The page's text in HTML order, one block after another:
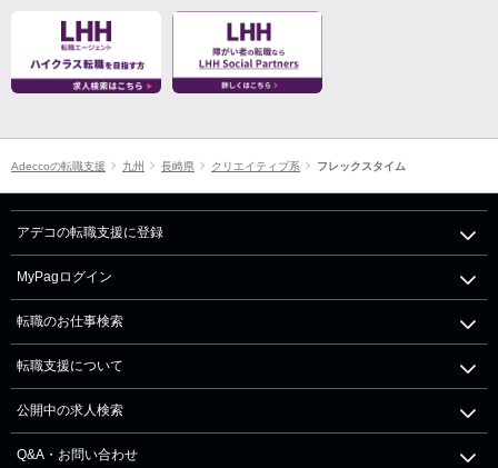
Adeccoの転職支援 九州 長崎県 クリエイティブ系 フレックスタイム
アデコの転職支援に登録
MyPagログイン
転職のお仕事検索
転職支援について
公開中の求人検索
Q&A・お問い合わせ